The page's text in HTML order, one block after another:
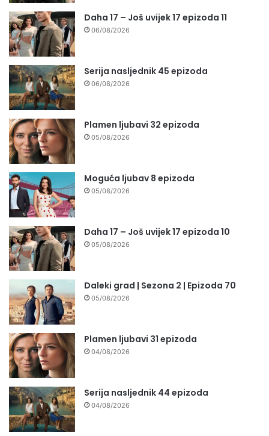
Daha 17 – Još uvijek 17 epizoda 11
06/08/2026
Serija nasljednik 45 epizoda
06/08/2026
Plamen ljubavi 32 epizoda
05/08/2026
Moguća ljubav 8 epizoda
05/08/2026
Daha 17 – Još uvijek 17 epizoda 10
05/08/2026
Daleki grad | Sezona 2 | Epizoda 70
05/08/2026
Plamen ljubavi 31 epizoda
04/08/2026
Serija nasljednik 44 epizoda
04/08/2026